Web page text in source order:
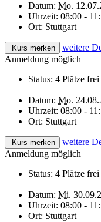
Datum: Mo.
Uhrzeit: 08:00 -
Ort: Stuttgart
Kurs merken
weitere
Anmeldung möglich
Status: 4 Plätze frei
Datum: Mo.
Uhrzeit: 08:00 -
Ort: Stuttgart
Kurs merken
weitere
Anmeldung möglich
Status: 4 Plätze frei
Datum: Mi.
Uhrzeit: 08:00 -
Ort: Stuttgart